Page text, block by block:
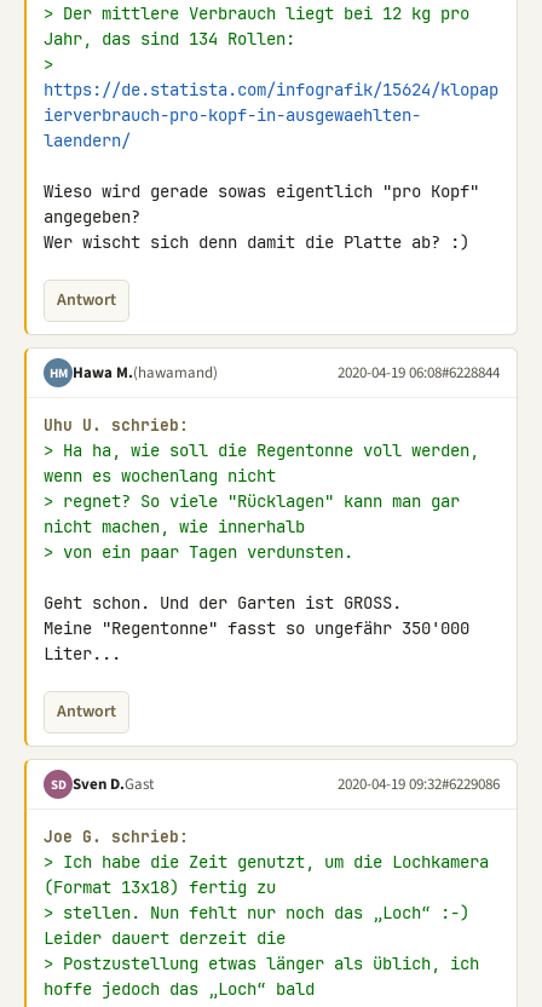
> Der mittlere Verbrauch liegt bei 12 kg pro
Jahr, das sind 134 Rollen:
>
https://de.statista.com/infografik/15624/klopap
ierverbrauch-pro-kopf-in-ausgewaehlten-
laendern/
Wieso wird gerade sowas eigentlich "pro Kopf"
angegeben?
Wer wischt sich denn damit die Platte ab? :)
Antwort
HM Hawa M.(hawamand) 2020-04-19 06:08#6228844
Uhu U. schrieb:
> Ha ha, wie soll die Regentonne voll werden,
wenn es wochenlang nicht
> regnet? So viele "Rücklagen" kann man gar
nicht machen, wie innerhalb
> von ein paar Tagen verdunsten.
Geht schon. Und der Garten ist GROSS.
Meine "Regentonne" fasst so ungefähr 350'000
Liter...
Antwort
SD Sven D.Gast 2020-04-19 09:32#6229086
Joe G. schrieb:
> Ich habe die Zeit genutzt, um die Lochkamera
(Format 13x18) fertig zu
> stellen. Nun fehlt nur noch das „Loch“ :-)
Leider dauert derzeit die
> Postzustellung etwas länger als üblich, ich
hoffe jedoch das „Loch“ bald